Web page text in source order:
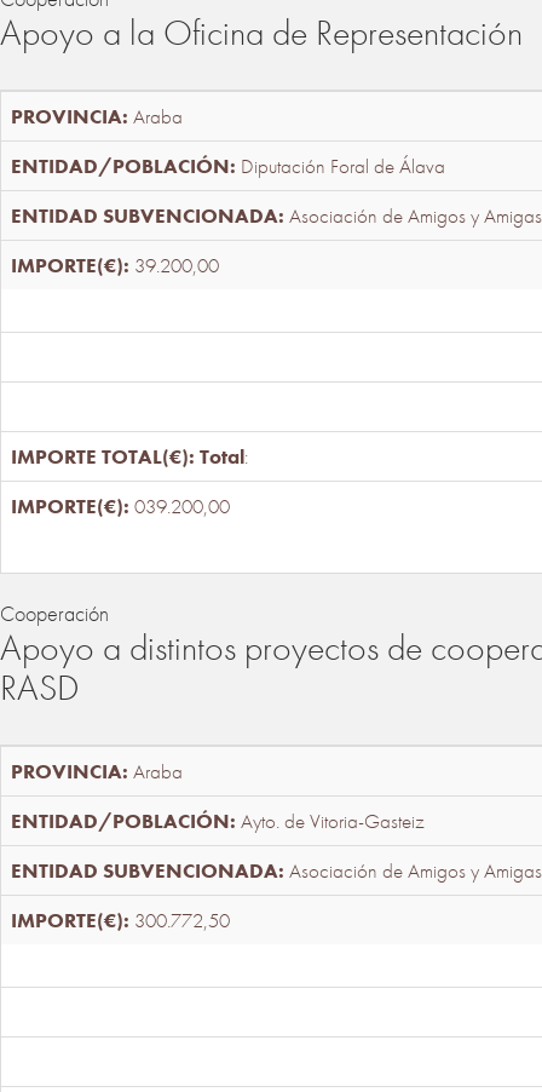
Apoyo a la Oficina de Representación
Araba
Diputación Foral de Álava
Asociación de Amigos y
39.200,00
Total:
039.200,00
Cooperación
Apoyo a distintos proyectos de
RASD
Araba
Ayto. de Vitoria-Gasteiz
Asociación de Amigos y
300.772,50